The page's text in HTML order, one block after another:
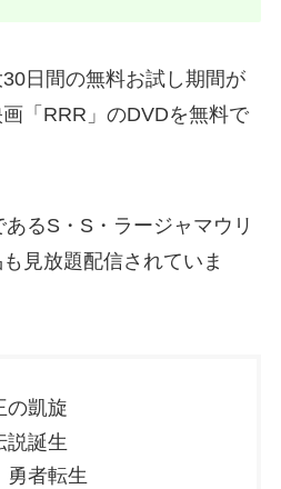
日間の無料お試し期間が
「RRR」のDVDを無料で
るS・S・ラージャマウリ
見放題配信されていま
凱旋
誕生
者転生